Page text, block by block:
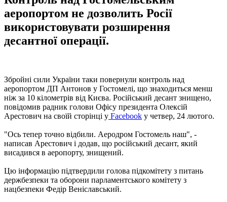
аеропортом не дозволить Росії
використовувати розширення
десантної операції.
Збройні сили України таки повернули контроль над
аеропортом ДП Антонов у Гостомелі, що знаходиться менш
ніж за 10 кілометрів від Києва. Російський десант знищено,
повідомив радник голови Офісу президента Олексій
Арестович на своїй сторінці у Facebook у четвер, 24 лютого.
"Ось тепер точно відбили. Аеродром Гостомель наш", -
написав Арестович і додав, що російський десант, який
висадився в аеропорту, знищений.
Цю інформацію підтвердили голова підкомітету з питань
держбезпеки та оборони парламентського комітету з
нацбезпеки Федір Веніславський.